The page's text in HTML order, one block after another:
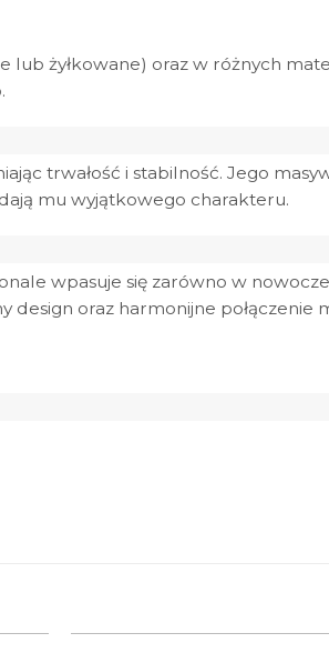
lub żyłkowane) oraz w różnych
trwałość i stabilność. Jego
mu wyjątkowego charakteru.
wpasuje się zarówno w
oraz harmonijne połączenie